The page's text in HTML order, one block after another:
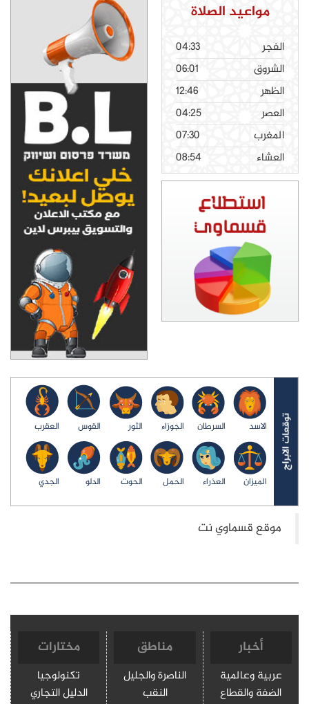
مواعيد الصلاة
الفجر
04:33
الشروق
06:01
الظهر
12:46
العصر
04:25
المغرب
07:30
العشاء
08:54
الاسد السرطان الجوزاء الثور القوس العقرب
الميزان العذراء الحمل الحوت الدلو الجدي
أخبار
عربية وعالمية
الضفة والقطاع
مناطق
الناصرة والجليل
النقب
مختارات
تكنولوجيا
الدليل التجاري